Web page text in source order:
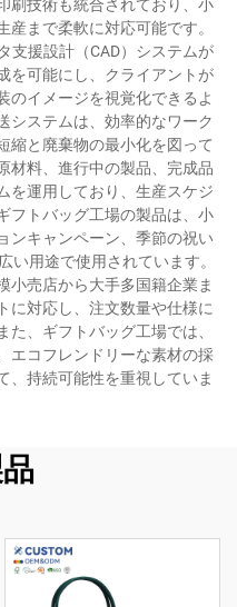
刷技術も統合されており、小
まで柔軟に対応可能です。
支援設計（CAD）システムが
を可能にし、クライアントが
のイメージを視覚化できるよ
システムは、効率的なワーク
縮と廃棄物の最小化を図って
材料、進行中の製品、完成品
を運用しており、生産スケジ
フトバッグ工場の製品は、小
ンキャンペーン、季節の祝い
い用途で使用されています。
小売店から大手多国籍企業ま
に対応し、注文数量や仕様に
、ギフトバッグ工場では、
エコフレンドリーな素材の採
、持続可能性を重視していま